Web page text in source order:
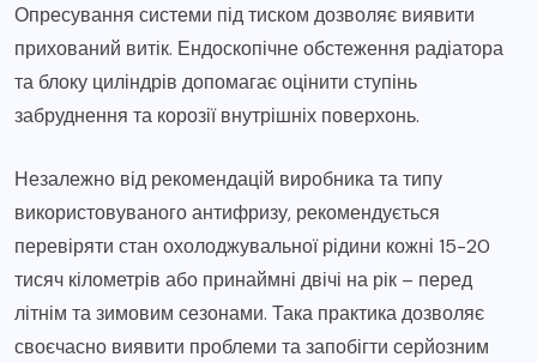
Опресування системи під тиском дозволяє виявити
прихований витік. Ендоскопічне обстеження радіатора
та блоку циліндрів допомагає оцінити ступінь
забруднення та корозії внутрішніх поверхонь.
Незалежно від рекомендацій виробника та типу
використовуваного антифризу, рекомендується
перевіряти стан охолоджувальної рідини кожні 15-20
тисяч кілометрів або принаймні двічі на рік – перед
літнім та зимовим сезонами. Така практика дозволяє
своєчасно виявити проблеми та запобігти серйозним